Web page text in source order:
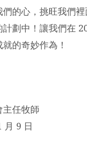
們的心，挑旺我們
劃中！讓我們在
的奇妙作為！
任牧師
月 9 日